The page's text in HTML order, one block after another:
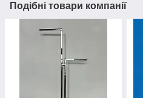
Подібні товари компанії